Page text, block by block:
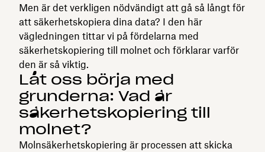
Men är det verkligen nödvändigt att gå så långt för
att säkerhetskopiera dina data? I den här
vägledningen tittar vi på fördelarna med
säkerhetskopiering till molnet och förklarar varför
den är så viktig.
Låt oss börja med
grunderna: Vad är
säkerhetskopiering till
molnet?
Molnsäkerhetskopiering är processen att skicka